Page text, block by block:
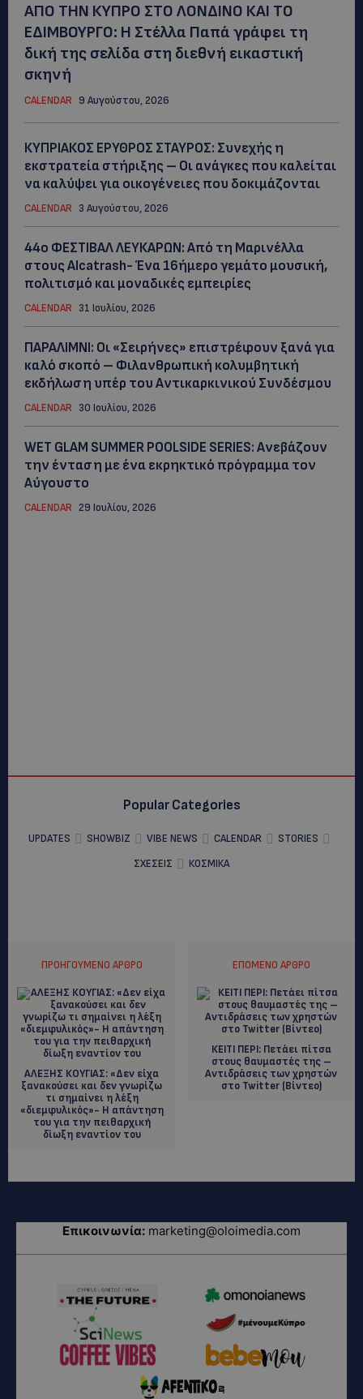
ΑΠΟ ΤΗΝ ΚΥΠΡΟ ΣΤΟ ΛΟΝΔΙΝΟ ΚΑΙ ΤΟ
ΕΔΙΜΒΟΥΡΓΟ: Η Στέλλα Παπά γράφει τη
δική της σελίδα στη διεθνή εικαστική
σκηνή
CALENDAR 9 Αυγούστου, 2026
ΚΥΠΡΙΑΚΟΣ ΕΡΥΘΡΟΣ ΣΤΑΥΡΟΣ: Συνεχής η
εκστρατεία στήριξης – Οι ανάγκες που καλείται
να καλύψει για οικογένειες που δοκιμάζονται
CALENDAR 3 Αυγούστου, 2026
44ο ΦΕΣΤΙΒΑΛ ΛΕΥΚΑΡΩΝ: Από τη Μαρινέλλα
στους Alcatrash- Ένα 16ήμερο γεμάτο μουσική,
πολιτισμό και μοναδικές εμπειρίες
CALENDAR 31 Ιουλίου, 2026
ΠΑΡΑΛΙΜΝΙ: Οι «Σειρήνες» επιστρέφουν ξανά για
καλό σκοπό – Φιλανθρωπική κολυμβητική
εκδήλωση υπέρ του Αντικαρκινικού Συνδέσμου
CALENDAR 30 Ιουλίου, 2026
WET GLAM SUMMER POOLSIDE SERIES: Ανεβάζουν
την ένταση με ένα εκρηκτικό πρόγραμμα τον
Αύγουστο
CALENDAR 29 Ιουλίου, 2026
Popular Categories
UPDATES SHOWBIZ VIBE NEWS CALENDAR
STORIES
ΣΧΕΣΕΙΣ
ΚΟΣΜΙΚΑ
ΠΡΟΗΓΟΎΜΕΝΟ ΆΡΘΡΟ
ΑΛΕΞΗΣ ΚΟΥΓΙΑΣ: «Δεν είχα
ξανακούσει και δεν γνωρίζω
τι σημαίνει η λέξη
«διεμφυλικός»- Η απάντηση
του για την πειθαρχική
δίωξη εναντίον του
ΕΠΌΜΕΝΟ ΆΡΘΡΟ
ΚΕΙΤΙ ΠΕΡΙ: Πετάει πίτσα
στους θαυμαστές της –
Αντιδράσεις των χρηστών
στο Twitter (Βίντεο)
Επικοινωνία: marketing@oloimedia.com